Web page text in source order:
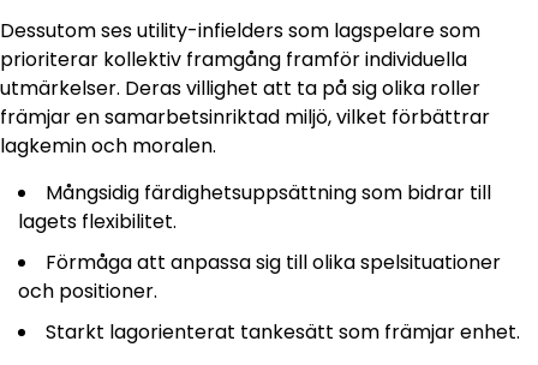
Dessutom ses utility-infielders som lagspelare som
prioriterar kollektiv framgång framför individuella
utmärkelser. Deras villighet att ta på sig olika roller
främjar en samarbetsinriktad miljö, vilket förbättrar
lagkemin och moralen.
Mångsidig färdighetsuppsättning som bidrar till
lagets flexibilitet.
Förmåga att anpassa sig till olika spelsituationer
och positioner.
Starkt lagorienterat tankesätt som främjar enhet.